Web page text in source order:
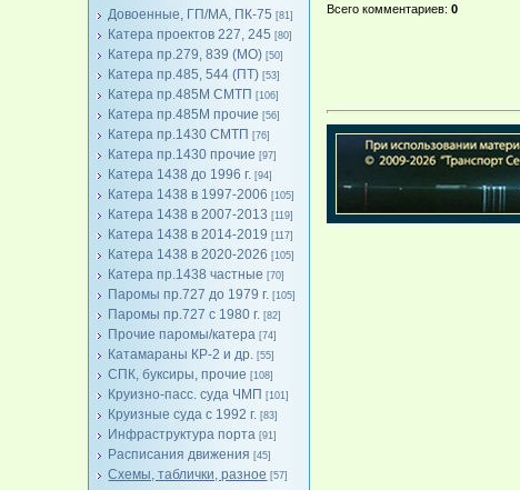
Довоенные, ГП/МА, ПК-75 [81]
Катера проектов 227, 245 [80]
Катера пр.279, 839 (МО) [50]
Катера пр.485, 544 (ПТ) [53]
Катера пр.485М СМТП [106]
Катера пр.485М прочие [56]
Катера пр.1430 СМТП [76]
Катера пр.1430 прочие [97]
Катера 1438 до 1996 г. [94]
Катера 1438 в 1997-2006 [105]
Катера 1438 в 2007-2013 [119]
Катера 1438 в 2014-2019 [117]
Катера 1438 в 2020-2026 [105]
Катера пр.1438 частные [70]
Паромы пр.727 до 1979 г. [105]
Паромы пр.727 с 1980 г. [82]
Прочие паромы/катера [74]
Катамараны КР-2 и др. [55]
СПК, буксиры, прочие [108]
Круизно-пасс. суда ЧМП [101]
Круизные суда с 1992 г. [83]
Инфраструктура порта [91]
Расписания движения [45]
Схемы, таблички, разное [57]
Всего комментариев:0